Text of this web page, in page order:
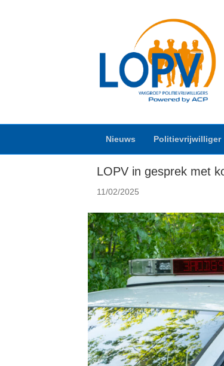
Nieuws Politievrijwilliger
Archief voor februari 2025
LOPV in gesprek met
11/02/2025